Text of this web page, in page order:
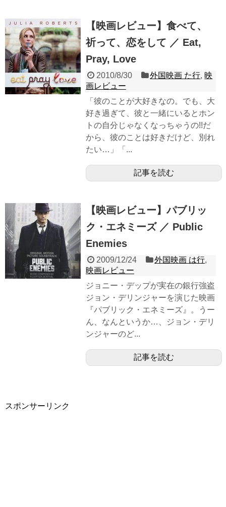
【映画レビュー】食べて、
祈って、恋をして ／ Eat,
Pray, Love
2010/8/30 外国映画 た行, 映
画レビュー
「彼のことが大好きなの。でも、大
好き過ぎて、彼と一緒にいるとホン
トの自分じゃなくなっちゃうの!!だ
から、彼のことは好きだけど、別れ
たい…」「...
記事を読む
【映画レビュー】パブリッ
ク・エネミーズ ／ Public
Enemies
2009/12/24 外国映画 は行,
映画レビュー
ジョニー・デップが実在の銀行強盗
ジョン・デリンジャーを演じた映画
『パブリック・エネミーズ』。うー
ん、なんというか…、ジョン・デリ
ンジャーのど...
記事を読む
スポンサーリンク